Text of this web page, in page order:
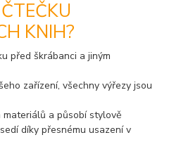
KNIH?
před škrábanci a jiným
zařízení, všechny výřezy jsou
a působí stylově
díky přesnému usazení v